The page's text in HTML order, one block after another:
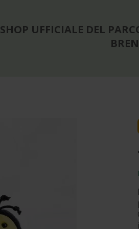
SHOP UFFICIALE DEL